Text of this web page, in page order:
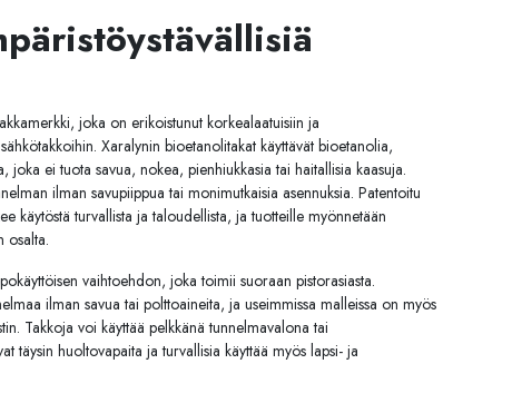
joka on erikoistunut korkealaatuisiin ja
Xaralynin bioetanolitakat käyttävät bioetanolia,
joka ei tuota savua, nokea, pienhiukkasia tai haitallisia kaasuja.
ilman savupiippua tai monimutkaisia asennuksia. Patentoitu
käytöstä turvallista ja taloudellista, ja tuotteille myönnetään
osalta.
vaihtoehdon, joka toimii suoraan pistorasiasta.
ilman savua tai polttoaineita, ja useimmissa malleissa on myös
Takkoja voi käyttää pelkkänä tunnelmavalona tai
täysin huoltovapaita ja turvallisia käyttää myös lapsi- ja